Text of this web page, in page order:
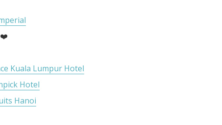
❤️
Kuala Lumpur Hotel
Hotel
Hanoi